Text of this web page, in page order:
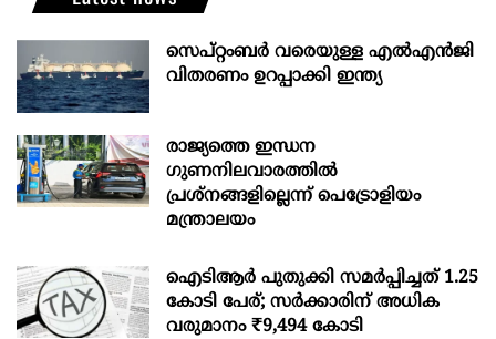
സെപ്റ്റംബർ വരെയുള്ള എൽഎൻജി
വിതരണം ഉറപ്പാക്കി ഇന്ത്യ
രാജ്യത്തെ ഇന്ധന
ഗുണനിലവാരത്തില്‍
പ്രശ്‌നങ്ങളില്ലെന്ന് പെട്രോളിയം
മന്ത്രാലയം
ഐടിആര്‍ പുതുക്കി സമർപ്പിച്ചത് 1.25
കോടി പേര്; സർക്കാരിന് അധിക
വരുമാനം ₹9,494 കോടി